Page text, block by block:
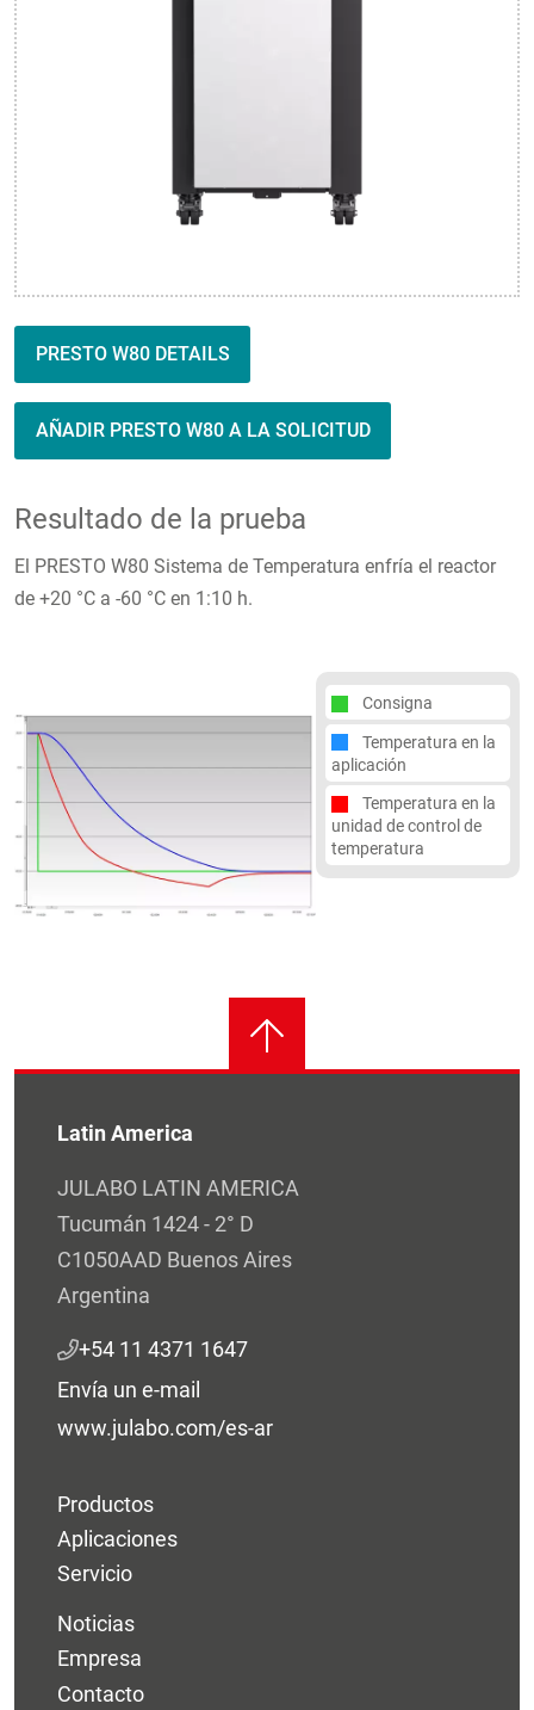
PRESTO W80 DETAILS
AÑADIR PRESTO W80 A LA SOLICITUD
Resultado de la prueba
El PRESTO W80 Sistema de Temperatura enfría el reactor
de +20 °C a -60 °C en 1:10 h.
Consigna
Temperatura en la
aplicación
Temperatura en la
unidad de control de
temperatura
Latin America
JULABO LATIN AMERICA
Tucumán 1424 - 2° D
C1050AAD Buenos Aires
Argentina
+54 11 4371 1647
Envía un e-mail
www.julabo.com/es-ar
Productos
Aplicaciones
Servicio
Noticias
Empresa
Contacto